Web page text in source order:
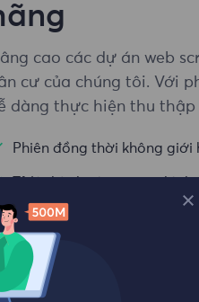
cao các dự án web
cư của chúng tôi. Với
dàng thực hiện thu thập
Phiên đồng thời không giới
Tỷ lệ thành công trung bình
Nhắm mục tiêu cấp quốc